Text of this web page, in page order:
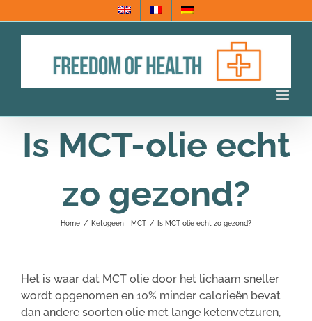
naar
Is MCT-olie echt
zo gezond?
Home / Ketogeen - MCT / Is MCT-olie echt zo gezond?
Het is waar dat MCT olie door het lichaam sneller
wordt opgenomen en 10% minder calorieën bevat
dan andere soorten olie met lange ketenvetzuren,